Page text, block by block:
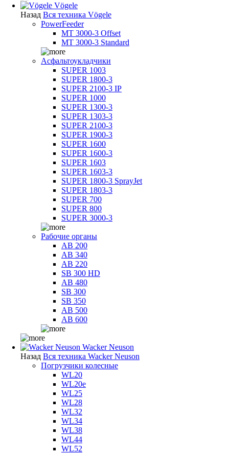
Vögele
Назад Вся техника Vögele
PowerFeeder
MT 3000-3 Offset
MT 3000-3 Standard
Асфальтоукладчики
SUPER 1003
SUPER 1800-3
SUPER 2100-3 IP
SUPER 1000
SUPER 1300-3
SUPER 1303-3
SUPER 2100-3
SUPER 1900-3
SUPER 1600
SUPER 1600-3
SUPER 1603
SUPER 1603-3
SUPER 1800-3 SprayJet
SUPER 1803-3
SUPER 700
SUPER 800
SUPER 3000-3
Рабочие органы
AB 200
AB 340
AB 220
SB 300 HD
AB 480
SB 300
SB 350
AB 500
AB 600
Wacker Neuson
Назад Вся техника Wacker Neuson
Погрузчики колесные
WL20
WL20e
WL25
WL28
WL32
WL34
WL38
WL44
WL52